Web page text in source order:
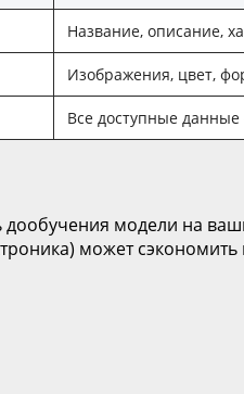
Название, описание,
Изображения, цвет,
Все доступные данные
дообучения модели на
может